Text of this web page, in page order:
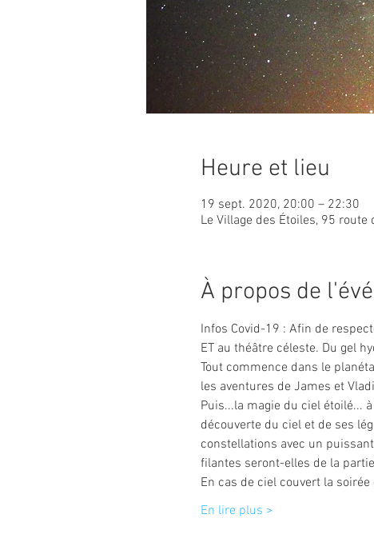
Heure et lieu
19 sept. 2020, 20:00 – 22:30
Le Village des Étoiles, 95
À propos de
Infos Covid-19 : Afin de
ET au théâtre céleste. Du gel
Tout commence dans le
les aventures de James et
Puis...la magie du ciel étoilé...
découverte du ciel et de ses
constellations avec un
filantes seront-elles de la
En cas de ciel couvert la
En lire plus >